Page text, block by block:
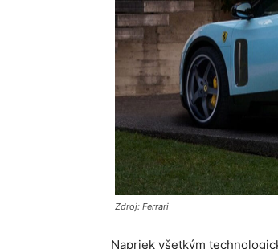
Zdroj: Ferrari
Napriek všetkým